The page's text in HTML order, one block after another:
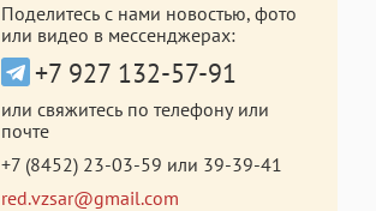
Поделитесь с нами новостью, фото
или видео в мессенджерах:
+7 927 132-57-91
или свяжитесь по телефону или
почте
+7 (8452) 23-03-59 или 39-39-41
red.vzsar@gmail.com